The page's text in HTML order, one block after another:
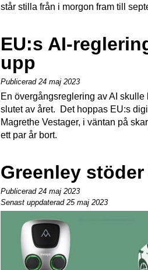
står stilla från i morgon fram till
EU:s AI-
upp
Publicerad 24 maj 2023
En övergångsreglering av AI
slutet av året. Det hoppas EU:s
Magrethe Vestager, i väntan på
ett par år bort.
Greenley
Publicerad 24 maj 2023
Senast uppdaterad 25 maj 2023